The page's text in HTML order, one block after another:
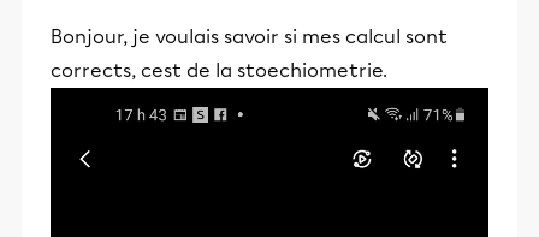
Bonjour, je voulais savoir si mes calcul sont
corrects, cest de la stoechiometrie.